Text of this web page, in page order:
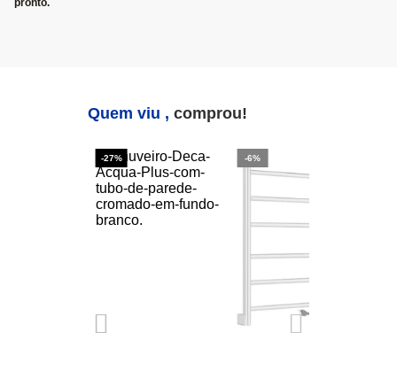
pronto.
Quem viu , comprou!
-27% -6%